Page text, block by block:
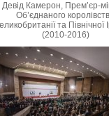
Девід Камерон, Прем’єр-
Об’єднаного
та Північної
(2010-2016)